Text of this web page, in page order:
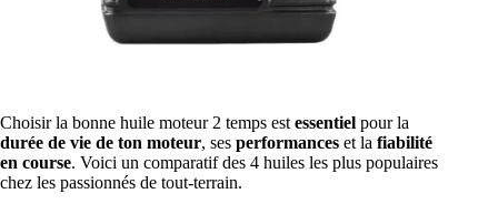
Choisir la bonne huile moteur 2 temps est essentiel pour la
durée de vie de ton moteur, ses performances et la fiabilité
en course. Voici un comparatif des 4 huiles les plus populaires
chez les passionnés de tout-terrain.